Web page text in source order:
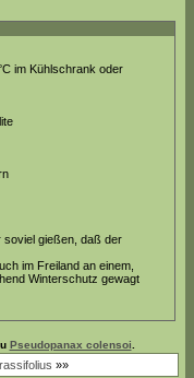
im Kühlschrank oder
soviel gießen, daß der
im Freiland an einem,
Winterschutz gewagt
Pseudopanax colensoi
»»